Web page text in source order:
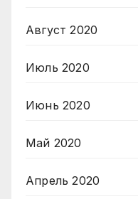
Август 2020
Июль 2020
Июнь 2020
Май 2020
Апрель 2020